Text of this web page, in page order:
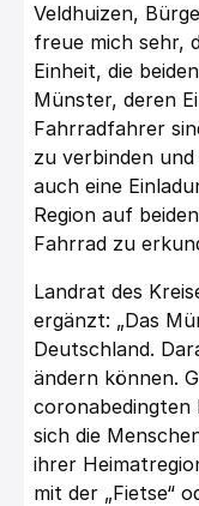
Veldhuizen,
freue mich sehr,
Einheit, die
Münster, deren
Fahrradfahrer
zu verbinden
auch eine
Region auf
Fahrrad zu
Landrat des
ergänzt: „Das
Deutschland.
ändern können.
coronabedingten
sich die
ihrer
mit der „Fietse“